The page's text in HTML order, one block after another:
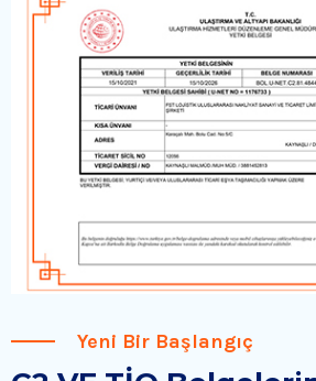
Yeni Bir Başlangıç